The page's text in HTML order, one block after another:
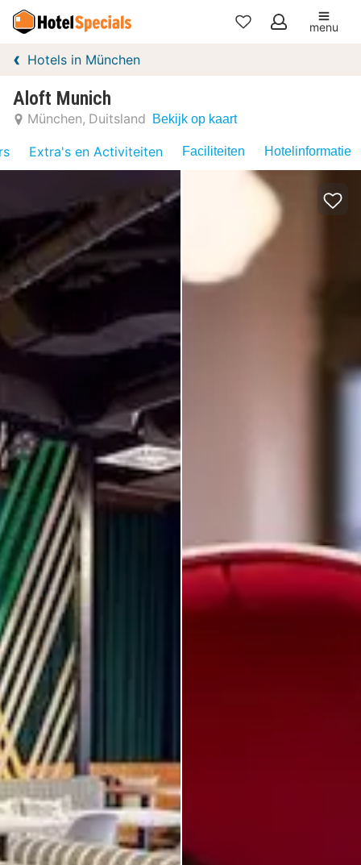
Mijn
menu
Hotels in München
Aloft Munich
München Duitsland Bekijk op kaart
Extra's en Activiteiten Faciliteiten Hotelinformatie